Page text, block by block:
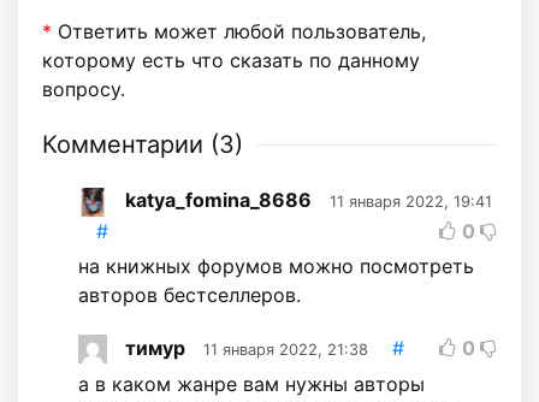
* Ответить может любой пользователь,
которому есть что сказать по данному
вопросу.
Комментарии (3)
katya_fomina_8686 11 января 2022, 19:41
#
0
на книжных форумов можно посмотреть
авторов бестселлеров.
тимур 11 января 2022, 21:38 #
0
а в каком жанре вам нужны авторы